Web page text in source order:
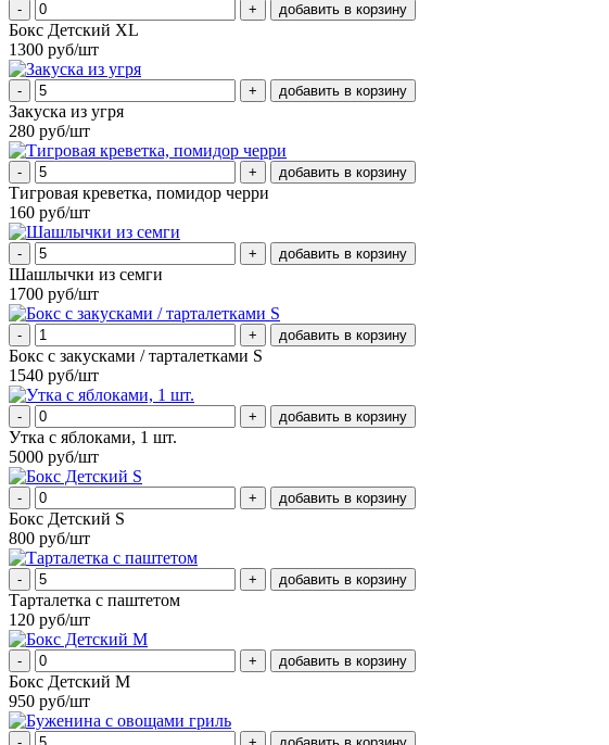
- +
Бокс Детский XL
1300 руб/шт
- +
Закуска из угря
280 руб/шт
- +
Тигровая креветка, помидор черри
160 руб/шт
- +
Шашлычки из семги
1700 руб/шт
- +
Бокс с закусками / тарталетками S
1540 руб/шт
- +
Утка с яблоками, 1 шт.
5000 руб/шт
- +
Бокс Детский S
800 руб/шт
- +
Тарталетка с паштетом
120 руб/шт
- +
Бокс Детский М
950 руб/шт